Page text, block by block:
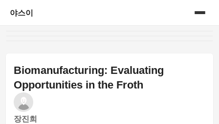
야스이
Biomanufacturing: Evaluating
Opportunities in the Froth
장진희